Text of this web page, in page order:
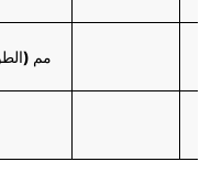
حجم عبوة ABS (الطول × العرض × الارتفاع) مم